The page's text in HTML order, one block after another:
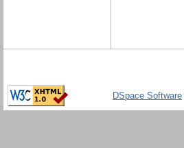
DSpace Software